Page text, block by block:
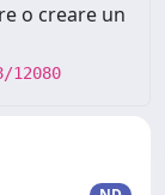
o creare un